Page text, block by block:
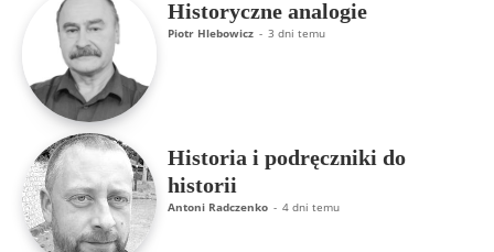
Historyczne analogie
Piotr Hlebowicz - 3 dni temu
Historia i podręczniki do
historii
Antoni Radczenko - 4 dni temu